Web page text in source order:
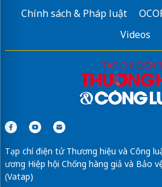
Chính sách & Pháp luật
Videos
Tạp chí điện tử Thương hiệu và Công
ương Hiệp hội Chống hàng giả và Bảo
(Vatap)